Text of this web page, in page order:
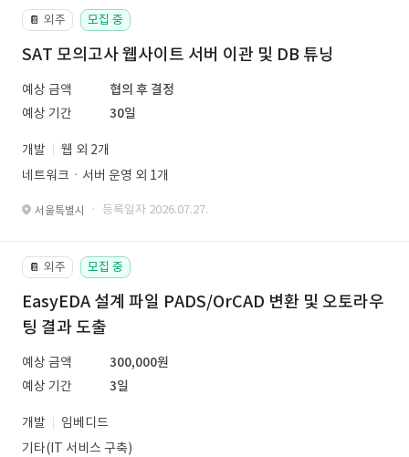
📔 외주 모집 중
SAT 모의고사 웹사이트 서버 이관 및 DB 튜닝
예상 금액
협의 후 결정
예상 기간
30일
개발
웹 외 2개
네트워크ㆍ서버 운영 외 1개
서울특별시 · 등록일자 2026.07.27.
📔 외주 모집 중
EasyEDA 설계 파일 PADS/OrCAD 변환 및 오토라우
팅 결과 도출
예상 금액
300,000원
예상 기간
3일
개발
임베디드
기타(IT 서비스 구축)